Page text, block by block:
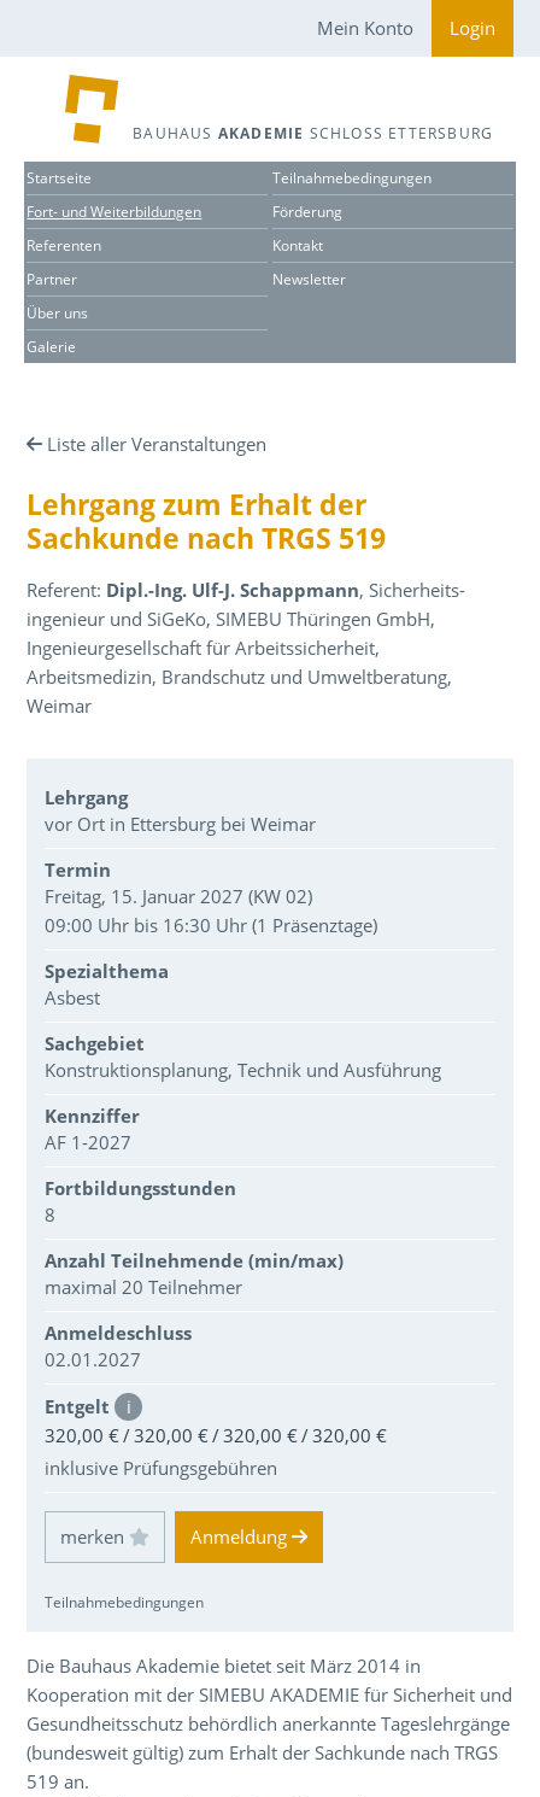
Mein Konto Login
BAUHAUS AKADEMIE SCHLOSS ETTERSBURG
Startseite
Fort- und Weiterbildungen
Referenten
Partner
Über uns
Galerie
Teilnahmebedingungen
Förderung
Kontakt
Newsletter
Liste aller Veranstaltungen
Lehrgang zum Erhalt der
Sachkunde nach TRGS 519
Referent: Dipl.-Ing. Ulf-J. Schappmann, Sicherheits­
ingenieur und SiGeKo, SIMEBU Thüringen GmbH,
Ingenieurgesellschaft für Arbeitssicherheit,
Arbeitsmedizin, Brandschutz und Umweltberatung,
Weimar
Veranstaltungsdaten
Lehrgang
vor Ort in Ettersburg bei Weimar
Termin
Freitag, 15. Januar 2027 (KW 02)
09:00 Uhr bis 16:30 Uhr (1 Präsenztage)
Spezialthema
Asbest
Sachgebiet
Konstruktionsplanung, Technik und Ausführung
Kennziffer
AF 1-2027
Fortbildungsstunden
8
Anzahl Teilnehmende (min/max)
maximal 20 Teilnehmer
Anmeldeschluss
02.01.2027
Entgelt i
320,00 € / 320,00 € / 320,00 € / 320,00 €
inklusive Prüfungsgebühren
Einloggen und Merkliste benutzen
Anmeldung
Teilnahmebedingungen
Über den Inhalt der Veranstaltung
Die Bauhaus Akademie bietet seit März 2014 in
Kooperation mit der SIMEBU AKADEMIE für Sicherheit und
Gesundheitsschutz behördlich anerkannte Tageslehrgänge
(bundesweit gültig) zum Erhalt der Sachkunde nach TRGS
519 an.